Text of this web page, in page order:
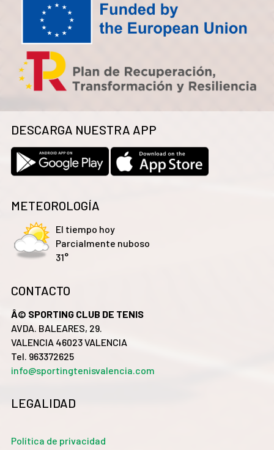
DESCARGA NUESTRA APP
METEOROLOGÍA
El tiempo hoy
Parcialmente nuboso
31°
CONTACTO
Â© SPORTING CLUB DE TENIS
AVDA. BALEARES, 29.
VALENCIA 46023 VALENCIA
Tel. 963372625
info@sportingtenisvalencia.com
LEGALIDAD
Política de privacidad